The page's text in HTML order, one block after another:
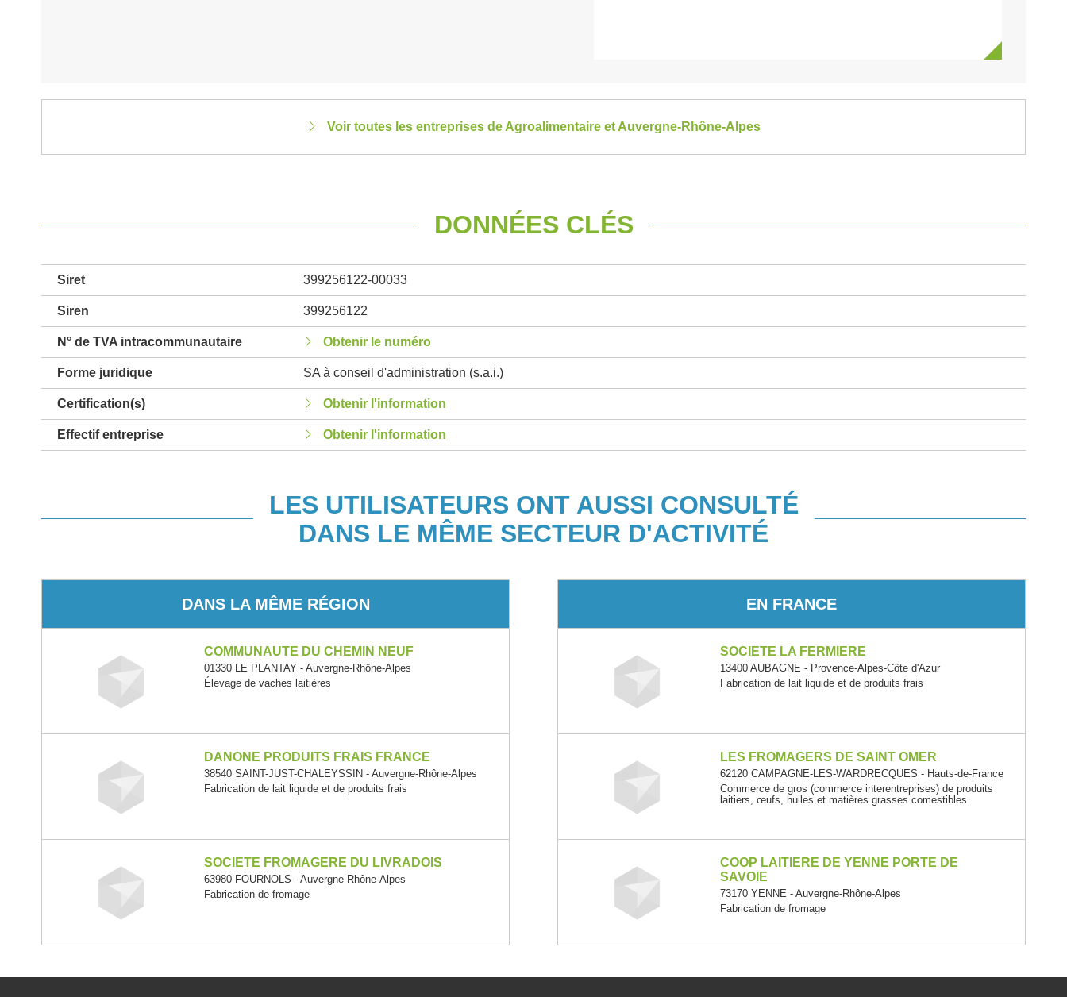
Voir toutes les entreprises de Agroalimentaire et Auvergne-Rhône-Alpes
DONNÉES CLÉS
Siret 399256122-00033
Siren 399256122
N° de TVA intracommunautaire Obtenir le numéro
Forme juridique SA à conseil d'administration (s.a.i.)
Certification(s) Obtenir l'information
Effectif entreprise Obtenir l'information
LES UTILISATEURS ONT AUSSI CONSULTÉ
DANS LE MÊME SECTEUR D'ACTIVITÉ
DANS LA MÊME RÉGION
COMMUNAUTE DU CHEMIN NEUF
01330 LE PLANTAY - Auvergne-Rhône-Alpes
Élevage de vaches laitières
DANONE PRODUITS FRAIS FRANCE
38540 SAINT-JUST-CHALEYSSIN - Auvergne-Rhône-Alpes
Fabrication de lait liquide et de produits frais
SOCIETE FROMAGERE DU LIVRADOIS
63980 FOURNOLS - Auvergne-Rhône-Alpes
Fabrication de fromage
EN FRANCE
SOCIETE LA FERMIERE
13400 AUBAGNE - Provence-Alpes-Côte d'Azur
Fabrication de lait liquide et de produits frais
LES FROMAGERS DE SAINT OMER
62120 CAMPAGNE-LES-WARDRECQUES - Hauts-de-France
Commerce de gros (commerce interentreprises) de produits
laitiers, œufs, huiles et matières grasses comestibles
COOP LAITIERE DE YENNE PORTE DE
SAVOIE
73170 YENNE - Auvergne-Rhône-Alpes
Fabrication de fromage